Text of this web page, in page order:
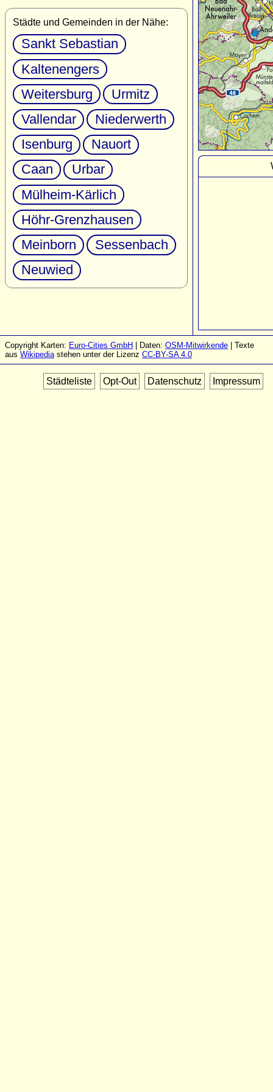
Städte und Gemeinden in der Nähe:
Sankt Sebastian
Kaltenengers
Weitersburg
Urmitz
Vallendar
Niederwerth
Isenburg
Nauort
Caan
Urbar
Mülheim-Kärlich
Höhr-Grenzhausen
Meinborn
Sessenbach
Neuwied
Copyright Karten: Euro-Cities GmbH | Daten: OSM-Mitwirkende | Texte
aus Wikipediastehen unter der Lizenz CC-BY-SA 4.0
Städteliste Opt-Out Datenschutz Impressum